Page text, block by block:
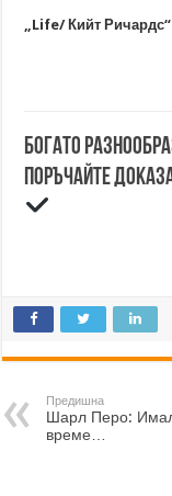
„Life/ Кийт
Богато
Поръчайте
Предишна
Шарл Перо:
време…